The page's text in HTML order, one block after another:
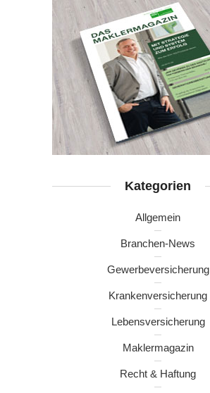
Kategorien
Allgemein
Branchen-News
Gewerbeversicherung
Krankenversicherung
Lebensversicherung
Maklermagazin
Recht & Haftung